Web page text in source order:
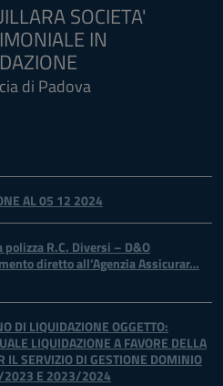
SOCIETA'
IN
di Padova
AL 05 12 2024
R.C. Diversi – D&O
diretto all’Agenzia Assicurar…
DI LIQUIDAZIONE OGGETTO:
LIQUIDAZIONE A FAVORE DELLA
IL SERVIZIO DI GESTIONE DOMINIO
2023 E 2023/2024